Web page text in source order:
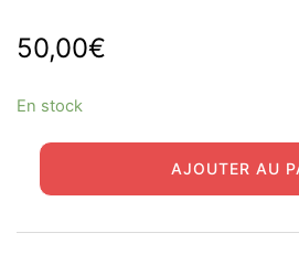
50,00€
En stock
quantité
GLISSIERE
AJOUTER AU